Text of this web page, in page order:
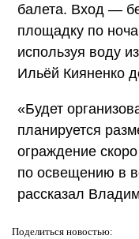
балета. Вход —
площадку по
используя воду
Ильёй Кияненко
«Будет
планируется
ограждение
по освещению в
рассказал
Поделиться новостью: